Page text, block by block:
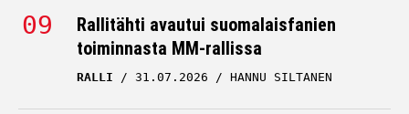
Rallitähti avautui suomalaisfanien
toiminnasta MM-rallissa
RALLI 31.07.2026 HANNU SILTANEN